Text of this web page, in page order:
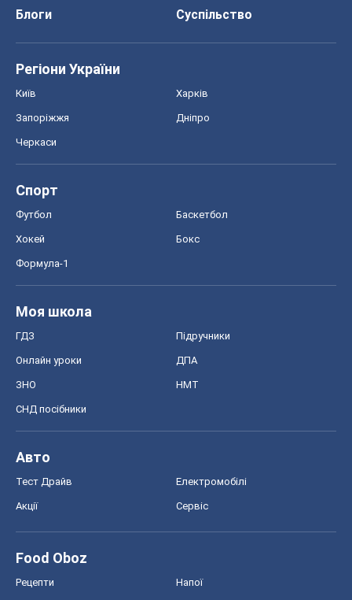
Блоги
Суспільство
Регіони України
Київ Харків
Запоріжжя Дніпро
Черкаси
Спорт
Футбол Баскетбол
Хокей Бокс
Формула-1
Моя школа
ГДЗ Підручники
Онлайн уроки ДПА
ЗНО НМТ
СНД посібники
Авто
Тест Драйв Електромобілі
Акції Сервіс
Food Oboz
Рецепти Напої